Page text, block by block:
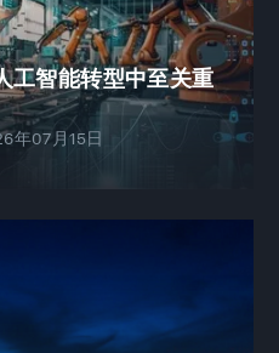
工智能转型中至关重
年07月15日